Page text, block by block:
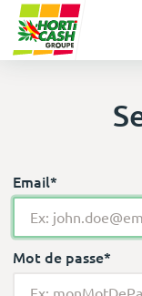
Email*
Mot de passe*